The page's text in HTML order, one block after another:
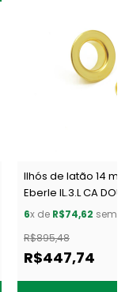
Ilhós de latão 14
Eberle IL.3.L CA
6x de R$74,62 sem
R$895,48
R$447,74